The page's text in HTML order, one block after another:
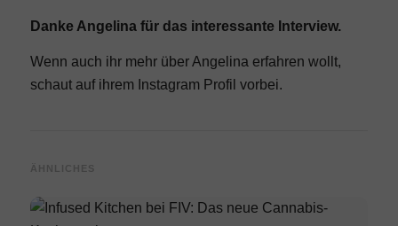
Danke Angelina für das interessante Interview.
Wenn auch ihr mehr über Angelina erfahren wollt,
schaut auf ihrem Instagram Profil vorbei.
ÄHNLICHES